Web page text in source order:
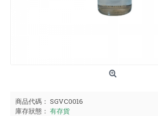
商品代碼： SGVC0016
庫存狀態： 有存貨